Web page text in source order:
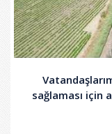
sağlaması için